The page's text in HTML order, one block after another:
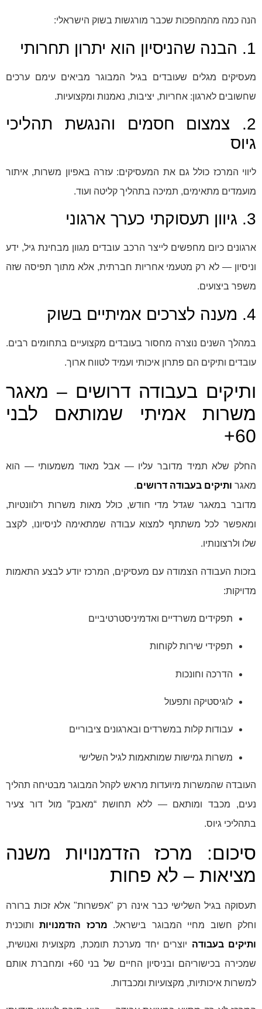
הנה כמה מהמהפכות שכבר מורגשות בשוק הישראלי:
1. הבנה שהניסיון הוא יתרון תחרותי
מעסיקים מגלים שעובדים בגיל המבוגר מביאים עימם ערכים
שחשובים לארגון: אחריות, יציבות, נאמנות ומקצועיות.
2. צמצום חסמים והנגשת תהליכי
גיוס
ליווי המרכז כולל גם את המעסיקים: עזרה באפיון משרות, איתור
מועמדים מתאימים, תמיכה בתהליך קליטה ועוד.
3. גיוון תעסוקתי כערך ארגוני
ארגונים כיום מחפשים לייצר הרכב עובדים מגוון מבחינת גיל, ידע
וניסיון — לא רק מטעמי אחריות חברתית, אלא מתוך תפיסה שזה
משפר ביצועים.
4. מענה לצרכים אמיתיים בשוק
במהלך השנים נוצרה מחסור בעובדים מקצועיים בתחומים רבים.
עובדים ותיקים הם פתרון איכותי ועמיד לטווח ארוך.
ותיקים בעבודה דרושים – מאגר
משרות אמיתי שמותאם לבני
60+
החלק שלא תמיד מדובר עליו — אבל מאוד משמעותי — הוא
מאגר ותיקים בעבודה דרושים.
מדובר במאגר שגדל מדי חודש, כולל מאות משרות רלוונטיות,
ומאפשר לכל משתתף למצוא עבודה שמתאימה לניסיונו, לקצב
שלו ולרצונותיו.
בזכות העבודה הצמודה עם מעסיקים, המרכז יודע לבצע התאמות
מדויקות:
תפקידים משרדיים ואדמיניסטרטיביים
תפקידי שירות לקוחות
הדרכה וחונכות
לוגיסטיקה ותפעול
עבודות קלות במשרדים ובארגונים ציבוריים
משרות גמישות שמותאמות לגיל השלישי
העובדה שהמשרות מיועדות מראש לקהל המבוגר מבטיחה תהליך
נעים, מכבד ומותאם — ללא תחושת “מאבק” מול דור צעיר
בתהליכי גיוס.
סיכום: מרכז הזדמנויות משנה
מציאות – לא פחות
תעסוקה בגיל השלישי כבר אינה רק "אפשרות" אלא זכות ברורה
וחלק חשוב מחיי המבוגר בישראל. מרכז הזדמנויותותוכנית
ותיקים בעבודה יוצרים יחד מערכת תומכת, מקצועית ואנושית,
שמכירה בכישוריהם ובניסיון החיים של בני 60+ ומחברת אותם
למשרות איכותיות, מקצועיות ומכבדות.